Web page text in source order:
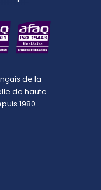
de la
de haute
1980.